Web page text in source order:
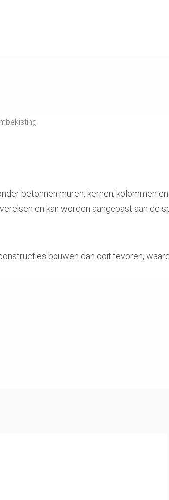
betonnen muren, kernen, kolommen
en kan worden aangepast aan de
bouwen dan ooit tevoren,